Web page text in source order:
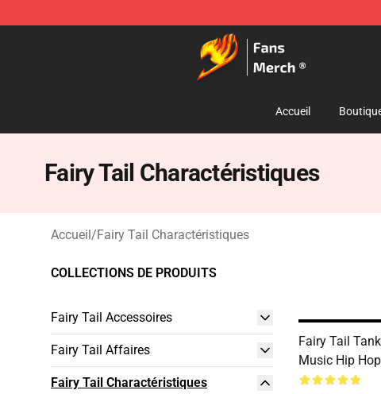
Fairy Tail Store - Official Fairy Tail Merchandise Shop
Accueil
Fairy Tail Charactéristiques
Accueil/Fairy Tail Charactéristiques
COLLECTIONS DE PRODUITS
Fairy Tail Accessoires
Fairy Tail Affaires
Fairy Tail Charactéristiques
Fairy Tail
Music Hip